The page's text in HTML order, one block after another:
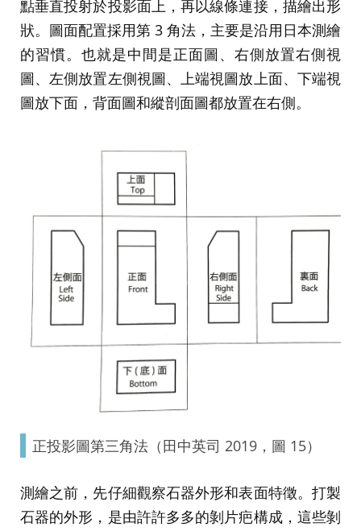
點垂直投射於投影面上，再以線條連接，描繪出形
狀。圖面配置採用第 3 角法，主要是沿用日本測繪
的習慣。也就是中間是正面圖、右側放置右側視
圖、左側放置左側視圖、上端視圖放上面、下端視
圖放下面，背面圖和縱剖面圖都放置在右側。
正投影圖第三角法（田中英司 2019，圖 15）
測繪之前，先仔細觀察石器外形和表面特徵。打製
石器的外形，是由許許多多的剝片疤構成，這些剝